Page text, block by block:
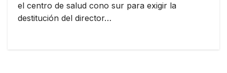
el centro de salud cono sur para exigir la
destitución del director…